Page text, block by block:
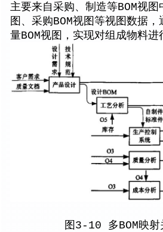
主要来自采购、制造等BOM视图
图、采购BOM视图等视图数据
量BOM视图，实现对组成物料进
图3-10 多BOM映射